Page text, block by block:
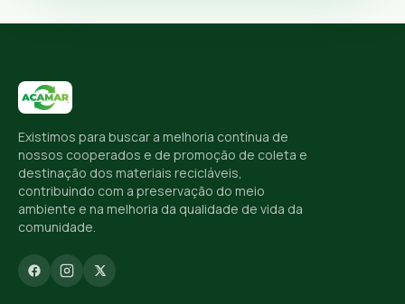
Existimos para buscar a melhoria contínua de
nossos cooperados e de promoção de coleta e
destinação dos materiais recicláveis,
contribuindo com a preservação do meio
ambiente e na melhoria da qualidade de vida da
comunidade.